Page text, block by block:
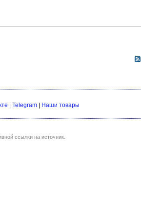
| Telegram | Наши товары
ссылки на источник.